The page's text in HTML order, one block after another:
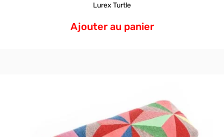
Lurex Turtle
Ajouter au panier